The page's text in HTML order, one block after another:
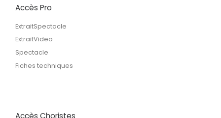
Accès Pro
ExtraitSpectacle
ExtraitVideo
Spectacle
Fiches techniques
Accès Choristes